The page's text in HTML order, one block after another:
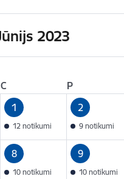
2023
C P
1
12 notikumi
2
9 notikumi
8
10 notikumi
9
10 notikumi